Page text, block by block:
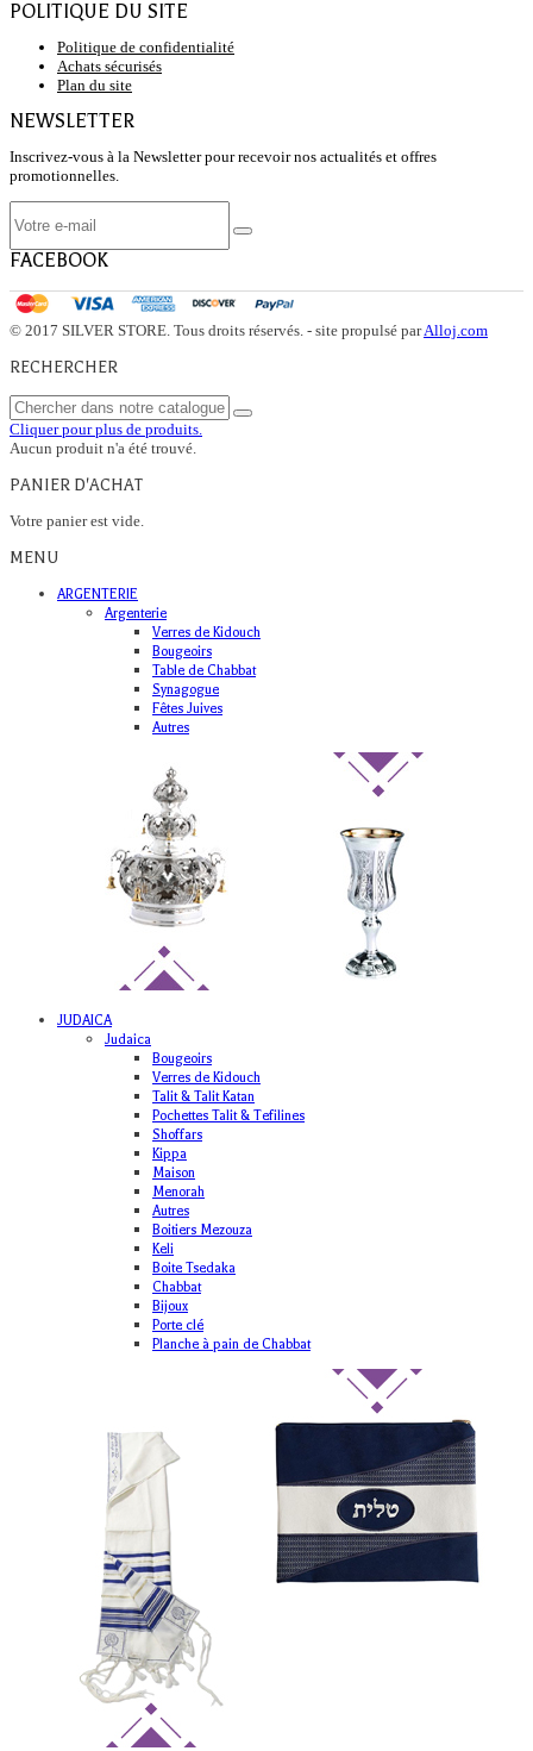
POLITIQUE DU SITE
Politique de confidentialité
Achats sécurisés
Plan du site
NEWSLETTER
Inscrivez-vous à la Newsletter pour recevoir nos actualités et offres
promotionnelles.
FACEBOOK
© 2017 SILVER STORE. Tous droits réservés. - site propulsé parAlloj.com
RECHERCHER
Cliquer pour plus de produits.
Aucun produit n'a été trouvé.
PANIER D'ACHAT
Votre panier est vide.
MENU
ARGENTERIE
Argenterie
Verres de Kidouch
Bougeoirs
Table de Chabbat
Synagogue
Fêtes Juives
Autres
JUDAICA
Judaica
Bougeoirs
Verres de Kidouch
Talit & Talit Katan
Pochettes Talit & Tefilines
Shoffars
Kippa
Maison
Menorah
Autres
Boitiers Mezouza
Keli
Boite Tsedaka
Chabbat
Bijoux
Porte clé
Planche à pain de Chabbat